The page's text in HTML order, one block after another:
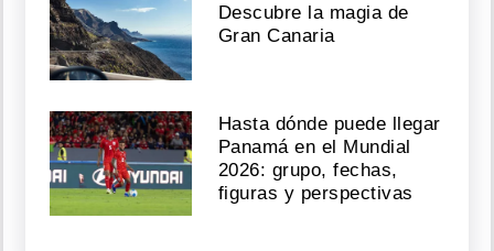
Descubre la magia de
Gran Canaria
Hasta dónde puede llegar
Panamá en el Mundial
2026: grupo, fechas,
figuras y perspectivas